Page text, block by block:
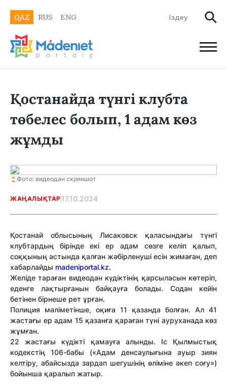
QAZ RUS ENG
Қостанайда түнгі клубта
төбелес болып, 1 адам көз
жұмды
Фото: видеодан скриншот
ЖАҢАЛЫҚТАР 17.10.2024
Қостанай облысының Лисаковск қаласындағы түнгі
клубтардың бірінде екі ер адам сөзге келіп қалып,
соққының астында қалған жәбірленуші есін жимаған, деп
хабарлайды madeniportal.kz.
Желіде тараған видеодан күдіктінің қарсыласын көтеріп,
еденге лақтырғанын байқауға болады. Содан кейін
бетінен бірнеше рет ұрған.
Полиция мәліметінше, оқиға 11 қазанда болған. Ал 41
жастағы ер адам 15 қазанға қараған түні ауруханада көз
жұмған.
22 жастағы күдікті қамауға алынды. Іс Қылмыстық
кодекстің 106-бабы («Адам денсаулығына ауыр зиян
келтіру, абайсызда зардап шегушінің өліміне әкеп соғу»)
бойынша қаралып жатыр.